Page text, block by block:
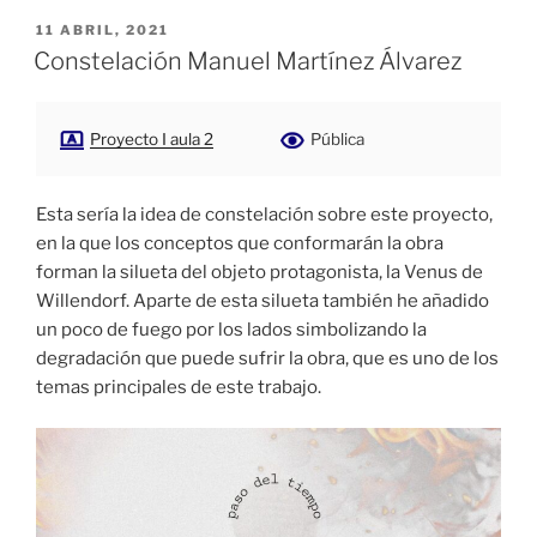
PUBLICADO
EL
11 ABRIL, 2021
Constelación Manuel Martínez Álvarez
Proyecto I aula 2 Pública
Esta sería la idea de constelación sobre este proyecto,
en la que los conceptos que conformarán la obra
forman la silueta del objeto protagonista, la Venus de
Willendorf. Aparte de esta siluetatambién he añadido
un poco de fuego por los lados simbolizando la
degradación que puede sufrir la obra,que es uno de los
temas principales de este trabajo.